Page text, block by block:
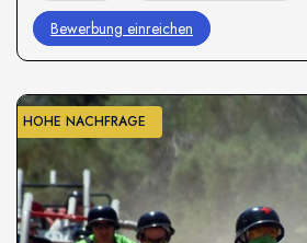
Bewerbung einreichen
HOHE NACHFRAGE